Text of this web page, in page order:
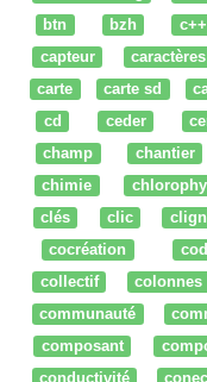
btn
bzh c++
capteur
caractères
carte
carte sd
cd
ceder
champ
chantier
chimie
clés
clic
cocréation
collectif
colonnes
communauté
composant